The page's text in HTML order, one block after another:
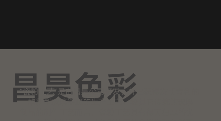
昌昊色彩
“瓷粉工艺”是由昌昊公司研发，并已获得发明专利的
一款新型玻璃器皿的生产工艺。较其它传统的玻璃